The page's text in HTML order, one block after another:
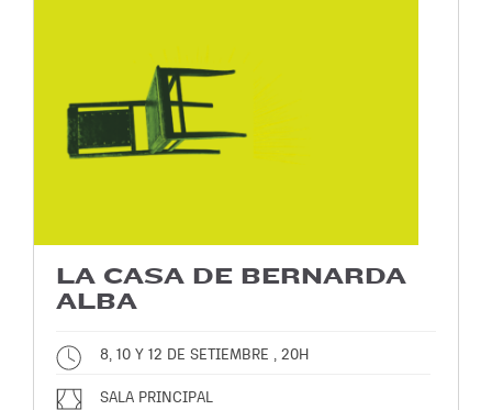
LA CASA DE BERNARDA
ALBA
8, 10 Y 12 DE SETIEMBRE , 20H
SALA PRINCIPAL